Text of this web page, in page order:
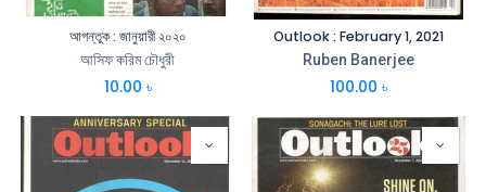
আগন্তুক : জানুয়ারী ২০২০
আসিফ করিম চৌধুরী
10.00 ৳
Outlook : February 1, 2021
Ruben Banerjee
100.00 ৳